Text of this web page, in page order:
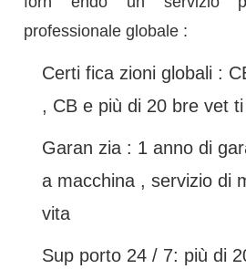
professionale globale :
Certi fica zioni globali :
, CB e più di 20 bre vet ti
Garan zia : 1 anno di
a macchina , servizio di
vita
Sup porto 24 / 7: più di